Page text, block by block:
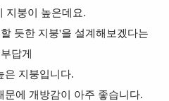
지붕이 높은데요.
듯한 지붕'을 설계해보겠다는
답게
은 지붕입니다.
문에 개방감이 아주 좋습니다.